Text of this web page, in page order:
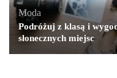
Moda
Podróżuj z klasą i
słonecznych miejsc